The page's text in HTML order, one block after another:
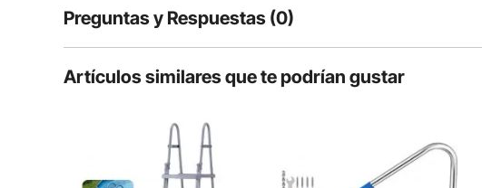
Características principales
Preguntas y Respuestas (0)
¿Es duradero el producto?
Haz la primera pregunta
Artículos similares que te podrían gustar